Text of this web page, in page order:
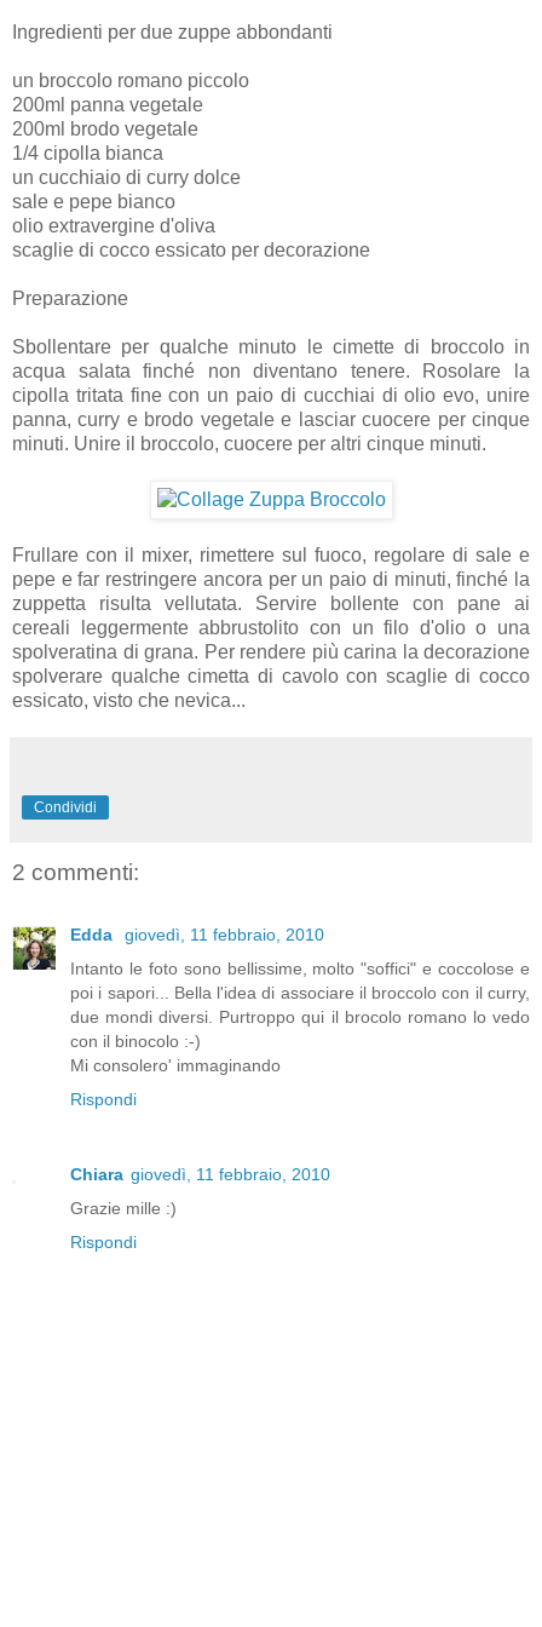
Ingredienti per due zuppe abbondanti
un broccolo romano piccolo
200ml panna vegetale
200ml brodo vegetale
1/4 cipolla bianca
un cucchiaio di curry dolce
sale e pepe bianco
olio extravergine d'oliva
scaglie di cocco essicato per decorazione
Preparazione
Sbollentare per qualche minuto le cimette di broccolo in
acqua salata finché non diventano tenere. Rosolare la
cipolla tritata fine con un paio di cucchiai di olio evo, unire
panna, curry e brodo vegetale e lasciar cuocere per cinque
minuti. Unire il broccolo, cuocere per altri cinque minuti.
Frullare con il mixer, rimettere sul fuoco, regolare di sale e
pepe e far restringere ancora per un paio di minuti, finché la
zuppetta risulta vellutata. Servire bollente con pane ai
cereali leggermente abbrustolito con un filo d'olio o una
spolveratina di grana. Per rendere più carina la decorazione
spolverare qualche cimetta di cavolo con scaglie di cocco
essicato, visto che nevica...
Condividi
2 commenti:
Edda
giovedì, 11 febbraio, 2010
Intanto le foto sono bellissime, molto "soffici" e coccolose e
poi i sapori... Bella l'idea di associare il broccolo con il curry,
due mondi diversi. Purtroppo qui il brocolo romano lo vedo
con il binocolo :-)
Mi consolero' immaginando
Rispondi
Chiara giovedì, 11 febbraio, 2010
Grazie mille :)
Rispondi